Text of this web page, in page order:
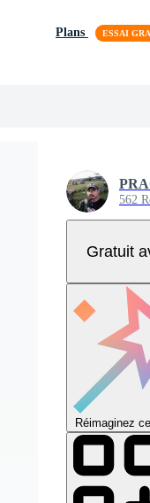
Plans
562
Gratuit
Réimaginez